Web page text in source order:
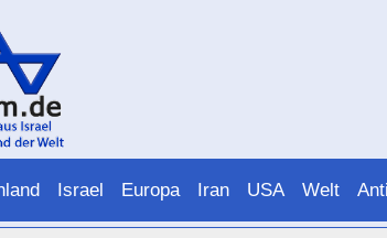
Israel Europa Iran USA Welt